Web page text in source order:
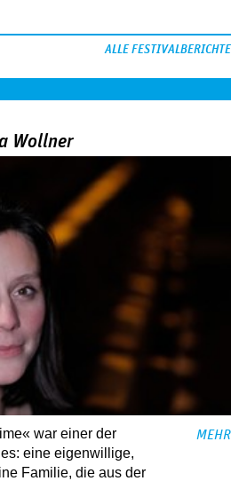
ALLE FESTIVALBERICHTE
Wollner
war einer der
eine eigenwillige,
­Familie, die aus der
MEHR